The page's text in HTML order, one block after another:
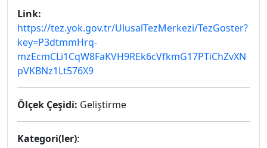
Link:
https://tez.yok.gov.tr/UlusalTezMerkezi/TezGoster?
key=P3dtmmHrq-
mzEcmCLi1CqW8FaKVH9REk6cVfkmG17PTiChZvXN
pVKBNz1Lt576X9
Ölçek Çeşidi: Geliştirme
Kategori(ler):